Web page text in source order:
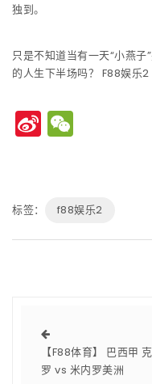
独到。
只是不知道当有一天“小燕
的人生下半场吗？ F88娱乐
Sina
Weibo
标签： f88娱乐2
【F88体育】 巴西甲
罗 vs 米内罗美洲